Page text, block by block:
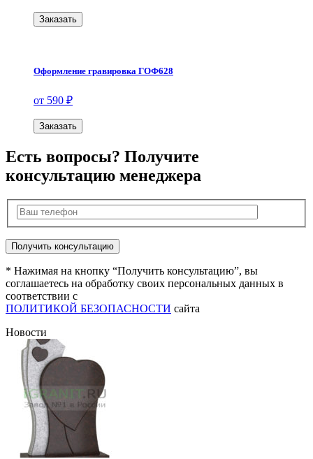
Заказать
Оформление гравировка ГОФ628
от 590 ₽
Заказать
Есть вопросы? Получите
консультацию менеджера
* Нажимая на кнопку “Получить консультацию”, вы
соглашаетесь на обработку своих персональных данных в
соответствии с
ПОЛИТИКОЙ БЕЗОПАСНОСТИ сайта
Новости